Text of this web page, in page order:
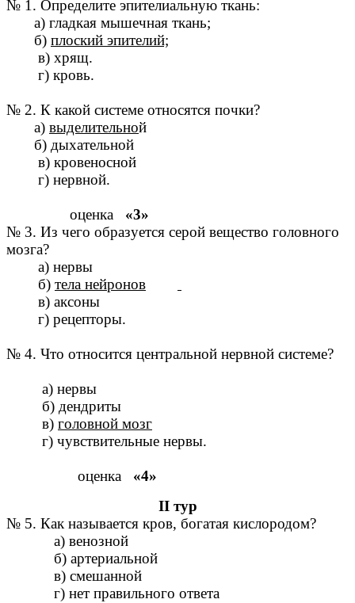
№ 1. Определите эпителиальную ткань:
а) гладкая мышечная ткань;
б) плоский эпителий;
в) хрящ.
г) кровь.
№ 2. К какой системе относятся почки?
а) выделительной
б) дыхательной
в) кровеносной
г) нервной.
оценка «3»
№ 3. Из чего образуется серой вещество головного
мозга?
а) нервы
б) тела нейронов
в) аксоны
г) рецепторы.
№ 4. Что относится центральной нервной системе?
а) нервы
б) дендриты
в) головной мозг
г) чувствительные нервы.
оценка «4»
II тур
№ 5. Как называется кров, богатая кислородом?
а) венозной
б) артериальной
в) смешанной
г) нет правильного ответа